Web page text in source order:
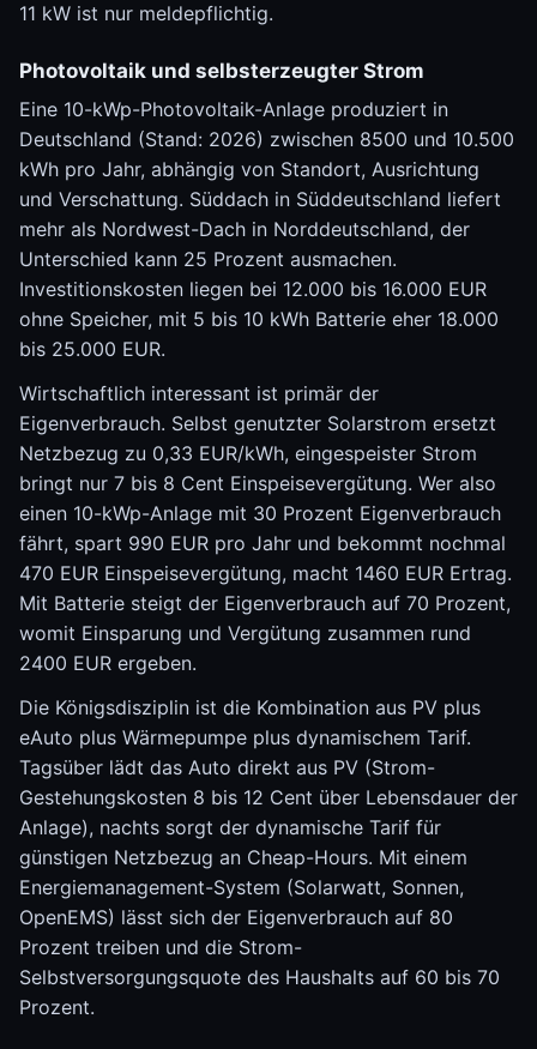
11 kW ist nur meldepflichtig.
Photovoltaik und selbsterzeugter Strom
Eine 10-kWp-Photovoltaik-Anlage produziert in
Deutschland (Stand: 2026) zwischen 8500 und 10.500
kWh pro Jahr, abhängig von Standort, Ausrichtung
und Verschattung. Süddach in Süddeutschland liefert
mehr als Nordwest-Dach in Norddeutschland, der
Unterschied kann 25 Prozent ausmachen.
Investitionskosten liegen bei 12.000 bis 16.000 EUR
ohne Speicher, mit 5 bis 10 kWh Batterie eher 18.000
bis 25.000 EUR.
Wirtschaftlich interessant ist primär der
Eigenverbrauch. Selbst genutzter Solarstrom ersetzt
Netzbezug zu 0,33 EUR/kWh, eingespeister Strom
bringt nur 7 bis 8 Cent Einspeisevergütung. Wer also
einen 10-kWp-Anlage mit 30 Prozent Eigenverbrauch
fährt, spart 990 EUR pro Jahr und bekommt nochmal
470 EUR Einspeisevergütung, macht 1460 EUR Ertrag.
Mit Batterie steigt der Eigenverbrauch auf 70 Prozent,
womit Einsparung und Vergütung zusammen rund
2400 EUR ergeben.
Die Königsdisziplin ist die Kombination aus PV plus
eAuto plus Wärmepumpe plus dynamischem Tarif.
Tagsüber lädt das Auto direkt aus PV (Strom-
Gestehungskosten 8 bis 12 Cent über Lebensdauer der
Anlage), nachts sorgt der dynamische Tarif für
günstigen Netzbezug an Cheap-Hours. Mit einem
Energiemanagement-System (Solarwatt, Sonnen,
OpenEMS) lässt sich der Eigenverbrauch auf 80
Prozent treiben und die Strom-
Selbstversorgungsquote des Haushalts auf 60 bis 70
Prozent.